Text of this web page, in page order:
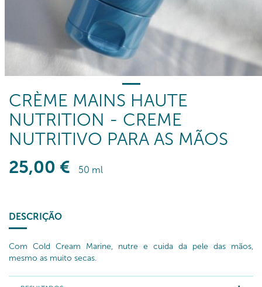
CRÈME MAINS HAUTE
NUTRITION - CREME
NUTRITIVO PARA AS MÃOS
25,00 € 50 ml
DESCRIÇÃO
Com Cold Cream Marine, nutre e cuida da pele das mãos,
mesmo as muito secas.